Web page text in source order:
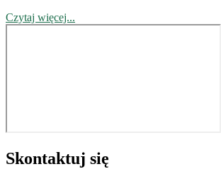
Czytaj więcej...
Skontaktuj się